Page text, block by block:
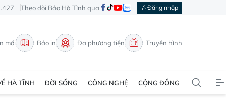
Theo dõi Báo Hà Tĩnh qua Đăng nhập
mới Báo in Đa phương tiện Truyền hình
HÀ TĨNH ĐỜI SỐNG CÔNG NGHỆ CỘNG ĐỒNG